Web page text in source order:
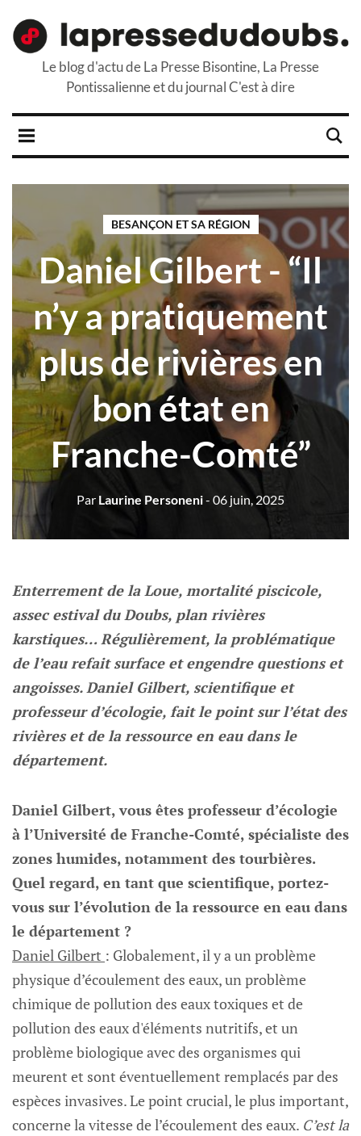
Le blog d'actu de La Presse Bisontine, La Presse
Pontissalienne et du journal C'est à dire
BESANÇON ET SA RÉGION
Daniel Gilbert - “Il
n’y a pratiquement
plus de rivières en
bon état en
Franche-Comté”
Par Laurine Personeni- 06 juin, 2025
Enterrement de la Loue, mortalité piscicole,
assec estival du Doubs, plan rivières
karstiques… Régulièrement, la problématique
de l’eau refait surface et engendre questions et
angoisses. Daniel Gilbert, scientifique et
professeur d’écologie, fait le point sur l’état des
rivières et de la ressource en eau dans le
département.
Daniel Gilbert, vous êtes professeur d’écologie
à l’Université de Franche-Comté, spécialiste des
zones humides, notamment des tourbières.
Quel regard, en tant que scientifique, portez-
vous sur l’évolution de la ressource en eau dans
le département ?
Daniel Gilbert : Globalement, il y a un problème
physique d’écoulement des eaux, un problème
chimique de pollution des eaux toxiques et de
pollution des eaux d'éléments nutritifs, et un
problème biologique avec des organismes qui
meurent et sont éventuellement remplacés par des
espèces invasives. Le point crucial, le plus important,
concerne la vitesse de l’écoulement des eaux. C’est la